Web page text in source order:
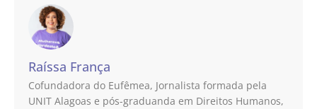
Raíssa França
Cofundadora do Eufêmea, Jornalista formada pela
UNIT Alagoas e pós-graduanda em Direitos Humanos,